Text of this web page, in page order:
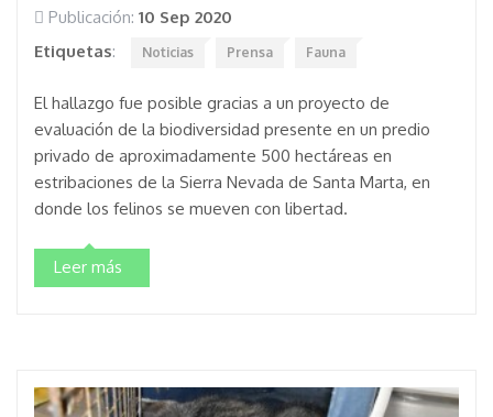
Publicación: 10 Sep 2020
Etiquetas: Noticias Prensa Fauna
El hallazgo fue posible gracias a un proyecto de
evaluación de la biodiversidad presente en un predio
privado de aproximadamente 500 hectáreas en
estribaciones de la Sierra Nevada de Santa Marta, en
donde los felinos se mueven con libertad.
Leer más